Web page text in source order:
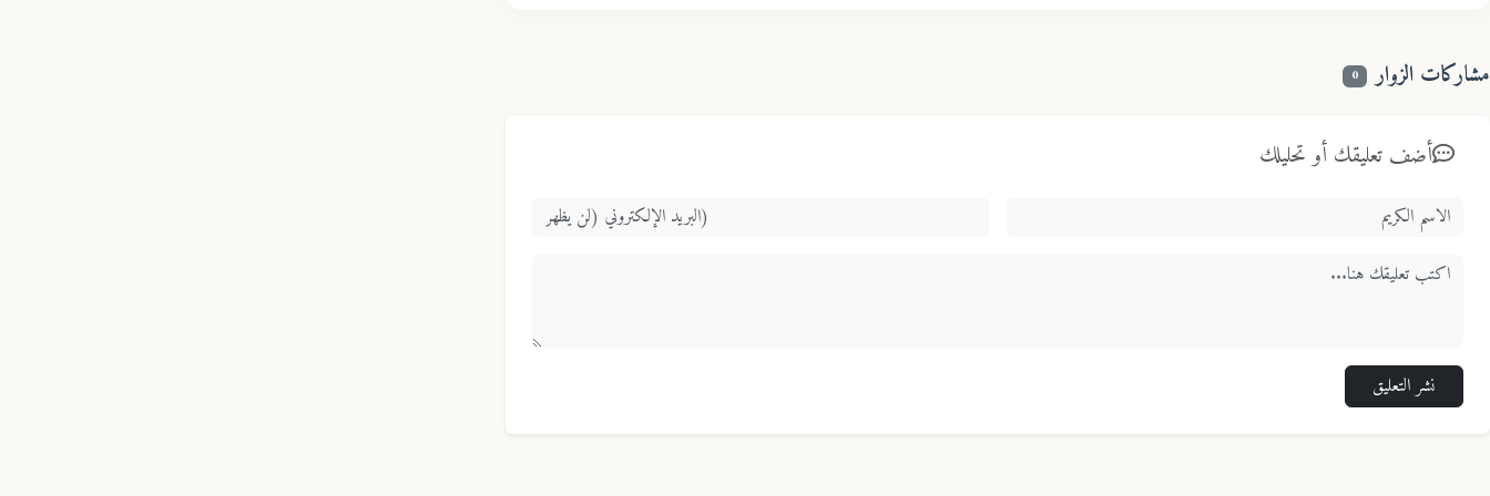
مشاركات الزوار 0
أضف تعليقك أو تحليلك
نشر التعليق